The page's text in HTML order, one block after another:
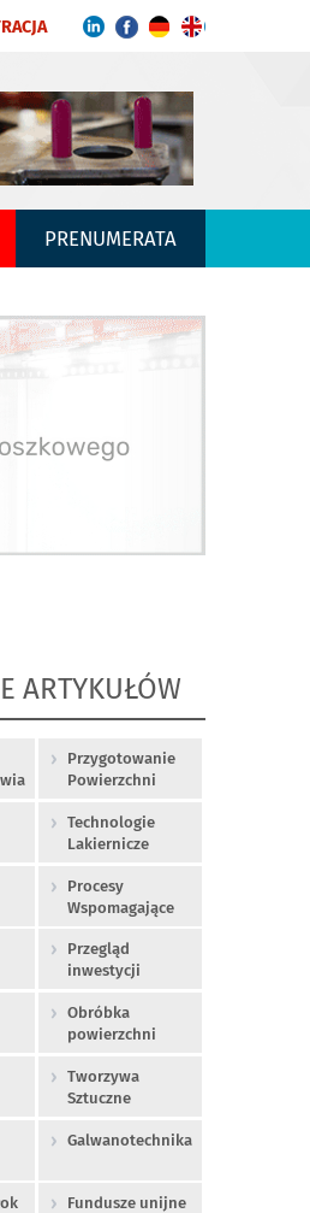
PRENUMERATA
ARTYKUŁÓW
Przygotowanie
Powierzchni
Technologie
Lakiernicze
Procesy
Wspomagające
Przegląd
inwestycji
Obróbka
powierzchni
Tworzywa
Sztuczne
Galwanotechnika
Fundusze unijne